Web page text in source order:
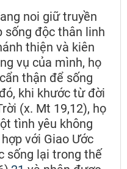
noi giữ truyền
sống độc thân linh
thiện và kiên
vụ của mình, họ
thận để sống
khi khước từ đời
(x. Mt 19,12), họ
tình yêu không
với Giao Ước
sống lại trong thế